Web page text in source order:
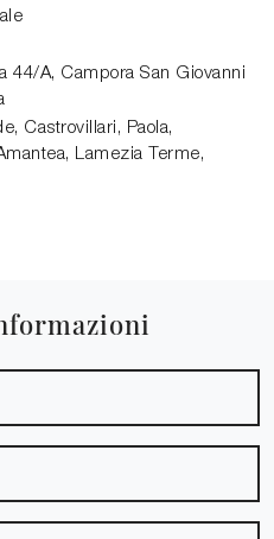
44/A, Campora San Giovanni
Castrovillari, Paola,
Lamezia Terme,